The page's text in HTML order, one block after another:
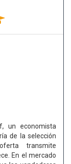
un economista
de la selección
transmite
En el mercado